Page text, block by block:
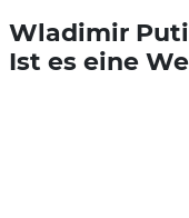
Wladimir
Ist es eine